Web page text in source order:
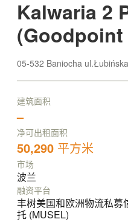
Kalwaria 2
(Goodpoint
05-532 Baniocha
建筑面积
–
净可出租面积
50,290 平方米
市场
波兰
融资平台
丰树美国和欧洲物流私募
托 (MUSEL)